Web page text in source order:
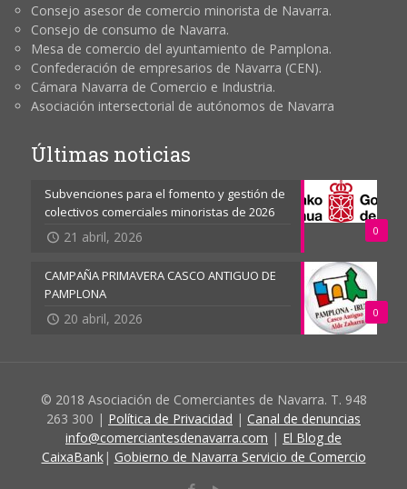
Consejo asesor de comercio minorista de Navarra.
Consejo de consumo de Navarra.
Mesa de comercio del ayuntamiento de Pamplona.
Confederación de empresarios de Navarra (CEN).
Cámara Navarra de Comercio e Industria.
Asociación intersectorial de autónomos de Navarra
Últimas noticias
0
Subvenciones para el fomento y gestión de
colectivos comerciales minoristas de 2026
21 abril, 2026
0
CAMPAÑA PRIMAVERA CASCO ANTIGUO DE
PAMPLONA
20 abril, 2026
© 2018 Asociación de Comerciantes de Navarra. T. 948
263 300 | Política de Privacidad | Canal de denuncias
info@comerciantesdenavarra.com | El Blog de
CaixaBank| Gobierno de Navarra Servicio de Comercio